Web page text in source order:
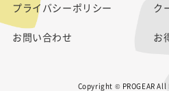
プライバシーポリシー ク
お問い合わせ お
Copyright © PROGEAR